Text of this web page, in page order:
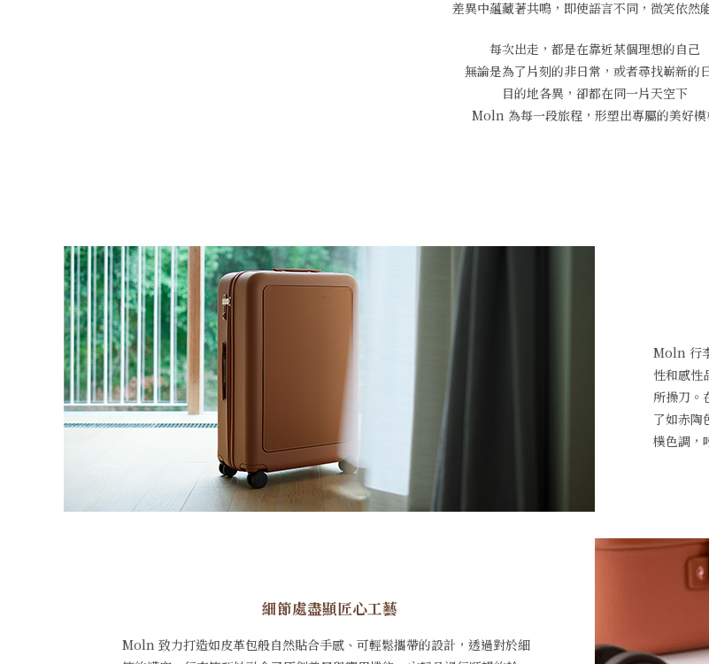
差異中蘊藏著共鳴，即使語言不同，微笑依然
每次出走，都是在靠近某個理想的自己
無論是為了片刻的非日常，或者尋找嶄新的
目的地各異，卻都在同一片天空下
Moln 為每一段旅程，形塑出專屬的美好模
Moln 行
性和感性
所操刀。
了如赤陶
樸色調，
細節處盡顯匠心工藝
Moln 致力打造如皮革包般自然貼合手感、可輕鬆攜帶的設計，透過對於細